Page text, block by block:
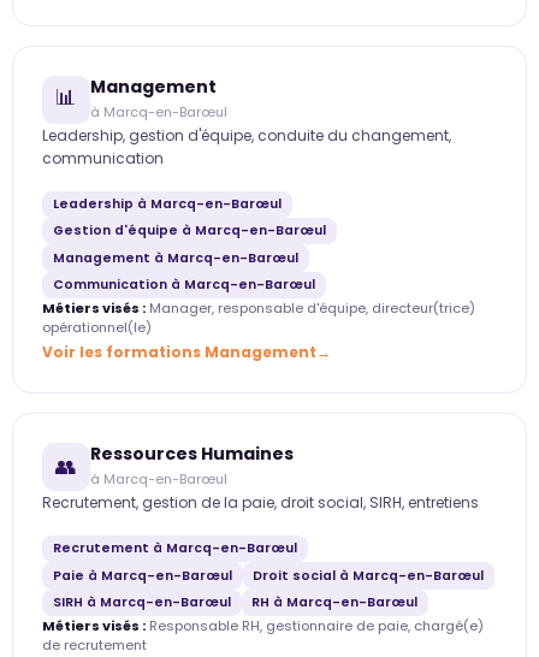
📊 Management
à Marcq-en-Barœul
Leadership, gestion d'équipe, conduite du changement,
communication
Leadership à Marcq-en-Barœul
Gestion d'équipe à Marcq-en-Barœul
Management à Marcq-en-Barœul
Communication à Marcq-en-Barœul
Métiers visés : Manager, responsable d'équipe, directeur(trice)
opérationnel(le)
Voir les formations Management
👥 Ressources Humaines
à Marcq-en-Barœul
Recrutement, gestion de la paie, droit social, SIRH, entretiens
Recrutement à Marcq-en-Barœul
Paie à Marcq-en-Barœul
Droit social à Marcq-en-Barœul
SIRH à Marcq-en-Barœul
RH à Marcq-en-Barœul
Métiers visés : Responsable RH, gestionnaire de paie, chargé(e)
de recrutement